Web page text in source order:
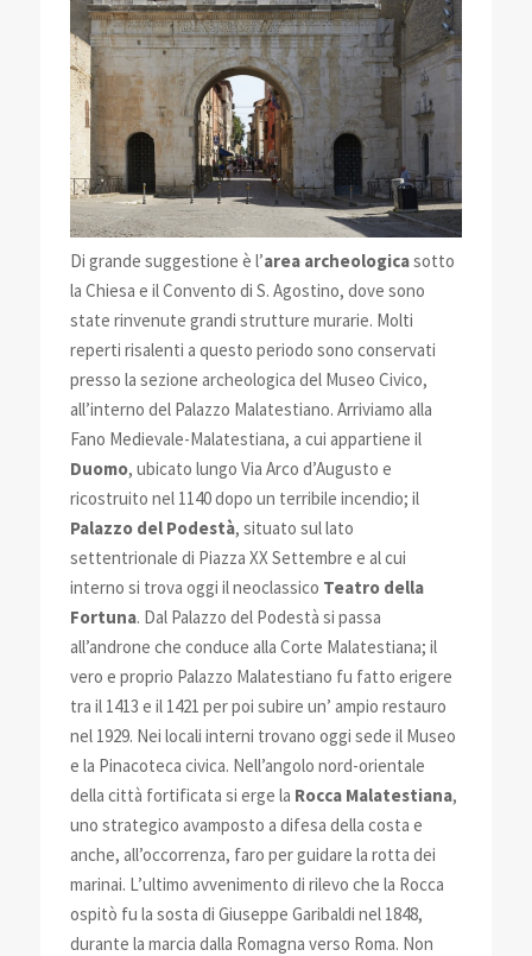
Di grande suggestione è l’area archeologicasotto
la Chiesa e il Convento di S. Agostino, dove sono
state rinvenute grandi strutture murarie. Molti
reperti risalenti a questo periodo sono conservati
presso la sezione archeologica del Museo Civico,
all’interno del Palazzo Malatestiano. Arriviamo alla
Fano Medievale-Malatestiana, a cui appartiene il
Duomo, ubicato lungo Via Arco d’Augusto e
ricostruito nel 1140 dopo un terribile incendio; il
Palazzo del Podestà, situato sul lato
settentrionale di Piazza XX Settembre e al cui
interno si trova oggi il neoclassico Teatro della
Fortuna. Dal Palazzo del Podestà si passa
all’androne che conduce alla Corte Malatestiana; il
vero e proprio Palazzo Malatestiano fu fatto erigere
tra il 1413 e il 1421 per poi subire un’ ampio restauro
nel 1929. Nei locali interni trovano oggi sede il Museo
e la Pinacoteca civica. Nell’angolo nord-orientale
della città fortificata si erge la Rocca Malatestiana,
uno strategico avamposto a difesa della costa e
anche, all’occorrenza, faro per guidare la rotta dei
marinai. L’ultimo avvenimento di rilevo che la Rocca
ospitò fu la sosta di Giuseppe Garibaldi nel 1848,
durante la marcia dalla Romagna verso Roma. Non